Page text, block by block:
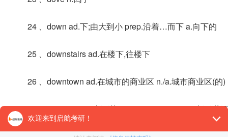
24 、down ad.下;由大到小 prep.沿着…而下 a.向下的
25 、downstairs ad.在楼下,往楼下
26 、downtown ad.在城市的商业区 n./a.城市商业区(的)
27 、downward a.向下的 ad.(also downwards)向下,往